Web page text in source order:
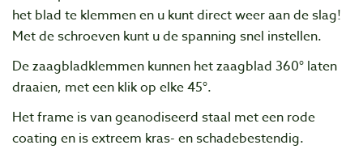
het blad te klemmen en u kunt direct weer aan de slag!
Met de schroeven kunt u de spanning snel instellen.
De zaagbladklemmen kunnen het zaagblad 360° laten
draaien, met een klik op elke 45°.
Het frame is van geanodiseerd staal met een rode
coating en is extreem kras- en schadebestendig.